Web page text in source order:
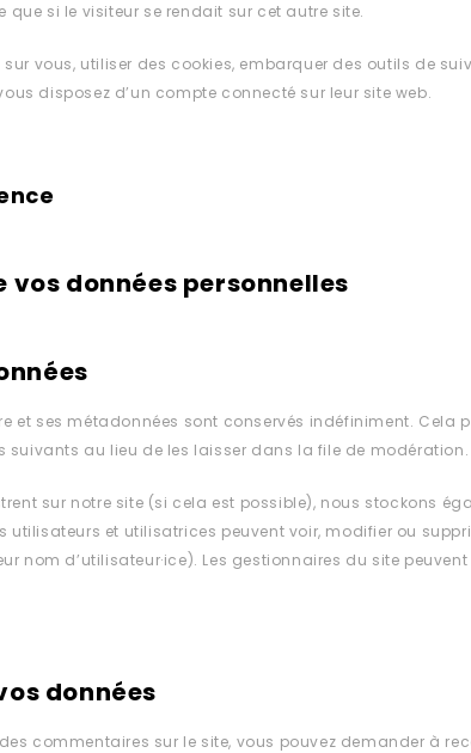
si le visiteur se rendait sur cet autre site.
vous, utiliser des cookies, embarquer des outils de
disposez d’un compte connecté sur leur site web.
données personnelles
et ses métadonnées sont conservés indéfiniment. Cela
au lieu de les laisser dans la file de modération.
sur notre site (si cela est possible), nous stockons
utilisateurs et utilisatrices peuvent voir, modifier ou
nom d’utilisateur·ice). Les gestionnaires du site
données
commentaires sur le site, vous pouvez demander à